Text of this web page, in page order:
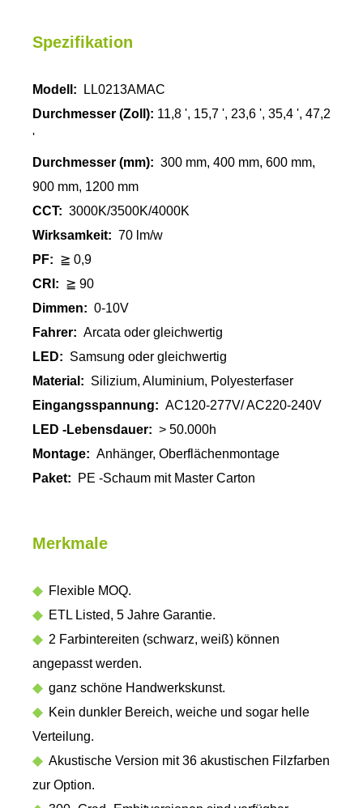
Spezifikation
Modell:
LL0213AMAC
Durchmesser (Zoll): 11,8 ', 15,7 ', 23,6 ', 35,4 ', 47,2
'
Durchmesser (mm): 300 mm, 400 mm, 600 mm,
900 mm, 1200 mm
CCT: 3000K/3500K/4000K
Wirksamkeit: 70 lm/w
PF: ≧ 0,9
CRI: ≧ 90
Dimmen: 0-10V
Fahrer: Arcata oder gleichwertig
LED: Samsung oder gleichwertig
Material: Silizium, Aluminium, Polyesterfaser
Eingangsspannung: AC120-277V/ AC220-240V
LED -Lebensdauer: > 50.000h
Montage: Anhänger, Oberflächenmontage
Paket:
PE -Schaum mit Master Carton
Merkmale
◆ Flexible MOQ.
◆ ETL Listed, 5 Jahre Garantie.
◆ 2 Farbintereiten (schwarz, weiß) können
angepasst werden.
◆ ganz schöne Handwerkskunst.
◆ Kein dunkler Bereich, weiche und sogar helle
Verteilung.
◆ Akustische Version mit 36 ​​akustischen Filzfarben
zur Option.